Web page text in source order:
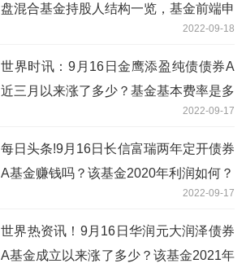
盘混合基金持股人结构一览，基金前端申
2022-09-18
世界时讯：9月16日金鹰添盈纯债债券A
近三月以来涨了多少？基金基本费率是多
2022-09-17
每日头条!9月16日长信富瑞两年定开债券
A基金赚钱吗？该基金2020年利润如何？
2022-09-17
世界热资讯！9月16日华润元大润泽债券
A基金成立以来涨了多少？该基金2021年